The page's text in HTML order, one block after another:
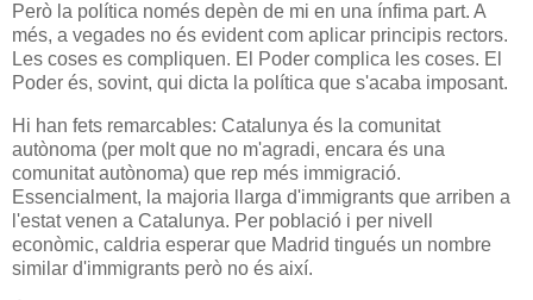
Però la política només depèn de mi en una ínfima part. A
més, a vegades no és evident com aplicar principis rectors.
Les coses es compliquen. El Poder complica les coses. El
Poder és, sovint, qui dicta la política que s'acaba imposant.
Hi han fets remarcables: Catalunya és la comunitat
autònoma (per molt que no m'agradi, encara és una
comunitat autònoma) que rep més immigració.
Essencialment, la majoria llarga d'immigrants que arriben a
l'estat venen a Catalunya. Per població i per nivell
econòmic, caldria esperar que Madrid tingués un nombre
similar d'immigrants però no és així.